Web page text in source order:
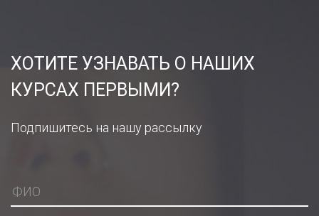
ХОТИТЕ УЗНАВАТЬ О НАШИХ
КУРСАХ ПЕРВЫМИ?
Подпишитесь на нашу рассылку